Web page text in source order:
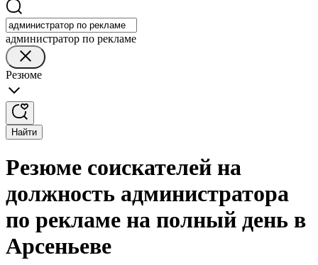
администратор по рекламе
Резюме
Найти
Резюме соискателей на
должность администратора
по рекламе на полный день в
Арсеньеве